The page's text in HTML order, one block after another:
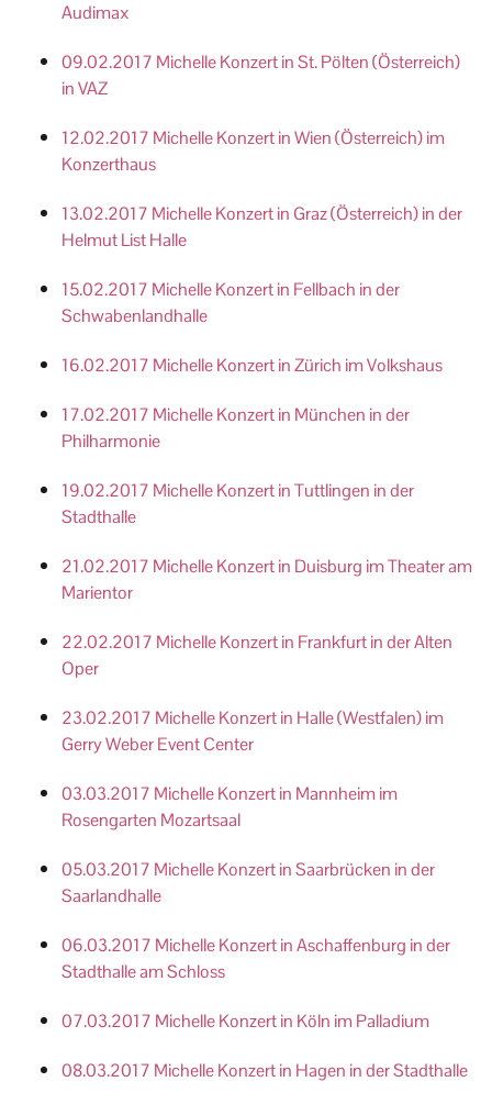
Audimax
09.02.2017 Michelle Konzert in St. Pölten (Österreich)
in VAZ
12.02.2017 Michelle Konzert in Wien (Österreich) im
Konzerthaus
13.02.2017 Michelle Konzert in Graz (Österreich) in der
Helmut List Halle
15.02.2017 Michelle Konzert in Fellbach in der
Schwabenlandhalle
16.02.2017 Michelle Konzert in Zürich im Volkshaus
17.02.2017 Michelle Konzert in München in der
Philharmonie
19.02.2017 Michelle Konzert in Tuttlingen in der
Stadthalle
21.02.2017 Michelle Konzert in Duisburg im Theater am
Marientor
22.02.2017 Michelle Konzert in Frankfurt in der Alten
Oper
23.02.2017 Michelle Konzert in Halle (Westfalen) im
Gerry Weber Event Center
03.03.2017 Michelle Konzert in Mannheim im
Rosengarten Mozartsaal
05.03.2017 Michelle Konzert in Saarbrücken in der
Saarlandhalle
06.03.2017 Michelle Konzert in Aschaffenburg in der
Stadthalle am Schloss
07.03.2017 Michelle Konzert in Köln im Palladium
08.03.2017 Michelle Konzert in Hagen in der Stadthalle